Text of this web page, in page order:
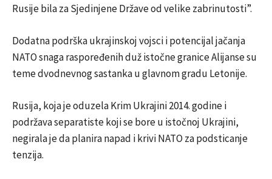
Rusije bila za Sjedinjene Države od velike zabrinutosti”.
Dodatna podrška ukrajinskoj vojsci i potencijal jačanja
NATO snaga raspoređenih duž istočne granice Alijanse su
teme dvodnevnog sastanka u glavnom gradu Letonije.
Rusija, koja je oduzela Krim Ukrajini 2014. godine i
podržava separatiste koji se bore u istočnoj Ukrajini,
negirala je da planira napad i krivi NATO za podsticanje
tenzija.